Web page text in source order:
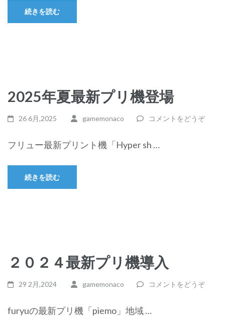
続きを読む
2025年夏最新プリ機登場
26 6月,2025 gamemonaco コメントをどうぞ
フリュー最新プリント機「Hyper sh …
続きを読む
２０２４最新プリ機導入
29 2月,2024 gamemonaco コメントをどうぞ
furyuの最新プリ機「piemo」地域 …